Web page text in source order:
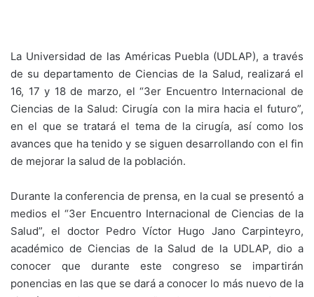
La Universidad de las Américas Puebla (UDLAP), a través
de su departamento de Ciencias de la Salud, realizará el
16, 17 y 18 de marzo, el “3er Encuentro Internacional de
Ciencias de la Salud: Cirugía con la mira hacia el futuro”,
en el que se tratará el tema de la cirugía, así como los
avances que ha tenido y se siguen desarrollando con el fin
de mejorar la salud de la población.
Durante la conferencia de prensa, en la cual se presentó a
medios el “3er Encuentro Internacional de Ciencias de la
Salud”, el doctor Pedro Víctor Hugo Jano Carpinteyro,
académico de Ciencias de la Salud de la UDLAP, dio a
conocer que durante este congreso se impartirán
ponencias en las que se dará a conocer lo más nuevo de la